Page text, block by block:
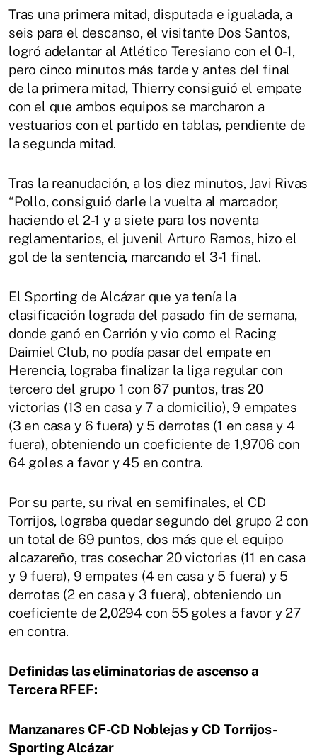
Tras una primera mitad, disputada e igualada, a
seis para el descanso, el visitante Dos Santos,
logró adelantar al Atlético Teresiano con el 0-1,
pero cinco minutos más tarde y antes del final
de la primera mitad, Thierry consiguió el empate
con el que ambos equipos se marcharon a
vestuarios con el partido en tablas, pendiente de
la segunda mitad.
Tras la reanudación, a los diez minutos, Javi Rivas
“Pollo, consiguió darle la vuelta al marcador,
haciendo el 2-1 y a siete para los noventa
reglamentarios, el juvenil Arturo Ramos, hizo el
gol de la sentencia, marcando el 3-1 final.
El Sporting de Alcázar que ya tenía la
clasificación lograda del pasado fin de semana,
donde ganó en Carrión y vio como el Racing
Daimiel Club, no podía pasar del empate en
Herencia, lograba finalizar la liga regular con
tercero del grupo 1 con 67 puntos, tras 20
victorias (13 en casa y 7 a domicilio), 9 empates
(3 en casa y 6 fuera) y 5 derrotas (1 en casa y 4
fuera), obteniendo un coeficiente de 1,9706 con
64 goles a favor y 45 en contra.
Por su parte, su rival en semifinales, el CD
Torrijos, lograba quedar segundo del grupo 2 con
un total de 69 puntos, dos más que el equipo
alcazareño, tras cosechar 20 victorias (11 en casa
y 9 fuera), 9 empates (4 en casa y 5 fuera) y 5
derrotas (2 en casa y 3 fuera), obteniendo un
coeficiente de 2,0294 con 55 goles a favor y 27
en contra.
Definidas las eliminatorias de ascenso a
Tercera RFEF:
Manzanares CF-CD Noblejas y CD Torrijos-
Sporting Alcázar